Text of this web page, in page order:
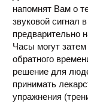
напомнят Вам о
звуковой сигнал
предварительно
Часы могут
обратного
решение для
принимать
упражнения